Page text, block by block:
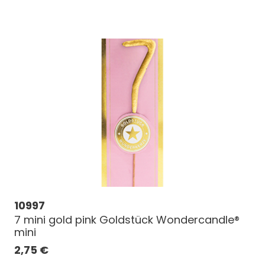
10997
7 mini gold pink Goldstück Wondercandle®
mini
2,75 €